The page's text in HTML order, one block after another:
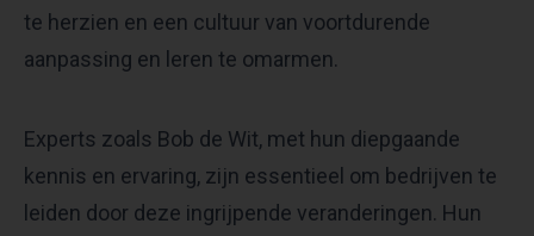
te herzien en een cultuur van voortdurende
aanpassing en leren te omarmen.
Experts zoals Bob de Wit, met hun diepgaande
kennis en ervaring, zijn essentieel om bedrijven te
leiden door deze ingrijpende veranderingen. Hun